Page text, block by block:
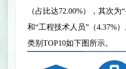
（占比达72.00%），其次为
和“工程技术人员”（4.37%
类别 TOP10如下图所示。